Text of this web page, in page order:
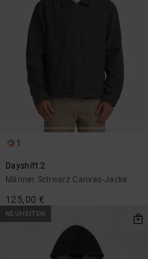
1
Dayshift 2
Männer Schwarz Canvas-Jacke
125,00 €
NEUHEITEN